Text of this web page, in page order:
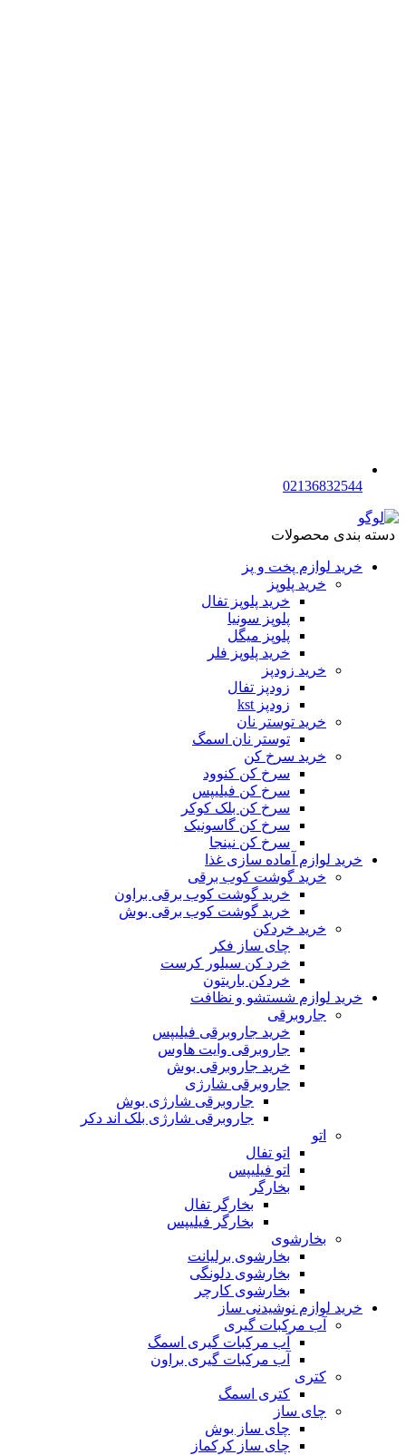
02136832544
دسته بندی محصولات
خرید لوازم پخت و پز
خرید پلوپز
خرید پلوپز تفال
پلوپز سونیا
پلوپز میگل
خرید پلوپز فلر
خرید زودپز
زودپز تفال
زودپز kst
خرید توستر نان
توستر نان اسمگ
خرید سرخ کن
سرخ کن کنوود
سرخ کن فیلیپس
سرخ کن بلک کوکر
سرخ کن گاسونیک
سرخ کن نینجا
خرید لوازم آماده سازی غذا
خرید گوشت کوب برقی
خرید گوشت کوب برقی براون
خرید گوشت کوب برقی بوش
خرید خردکن
چای ساز فکر
خرد کن سیلور کرست
خردکن باریتون
خرید لوازم شستشو و نظافت
جاروبرقی
خرید جاروبرقی فیلیپس
جاروبرقی وایت هاوس
خرید جاروبرقی بوش
جاروبرقی شارژی
جاروبرقی شارژی بوش
جاروبرقی شارژی بلک اند دکر
اتو
اتو تفال
اتو فیلیپس
بخارگر
بخارگر تفال
بخارگر فیلیپس
بخارشوی
بخارشوی برلیانت
بخارشوی دلونگی
بخارشوی کارچر
خرید لوازم نوشیدنی ساز
آب مرکبات گیری
آب مرکبات گیری اسمگ
آب مرکبات گیری براون
کتری
کتری اسمگ
چای ساز
چای ساز بوش
چای ساز کرکماز